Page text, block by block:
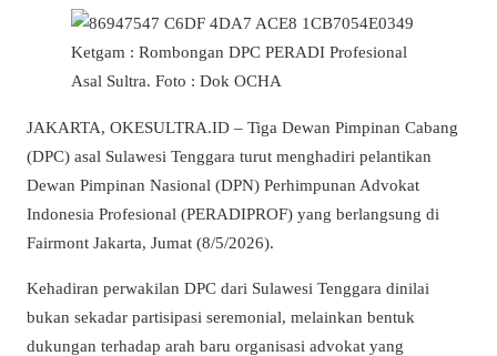
Ketgam : Rombongan DPC PERADI Profesional
Asal Sultra. Foto : Dok OCHA
JAKARTA, OKESULTRA.ID – Tiga Dewan Pimpinan Cabang
(DPC) asal Sulawesi Tenggara turut menghadiri pelantikan
Dewan Pimpinan Nasional (DPN) Perhimpunan Advokat
Indonesia Profesional (PERADIPROF) yang berlangsung di
Fairmont Jakarta, Jumat (8/5/2026).
Kehadiran perwakilan DPC dari Sulawesi Tenggara dinilai
bukan sekadar partisipasi seremonial, melainkan bentuk
dukungan terhadap arah baru organisasi advokat yang